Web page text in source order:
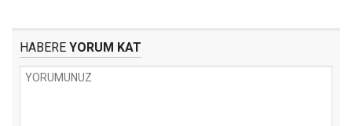
HABERE YORUM KAT